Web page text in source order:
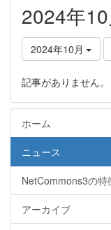
2024年
2024年10月
記事がありません。
ホーム
ニュース
NetCommons3の特
アーカイブ